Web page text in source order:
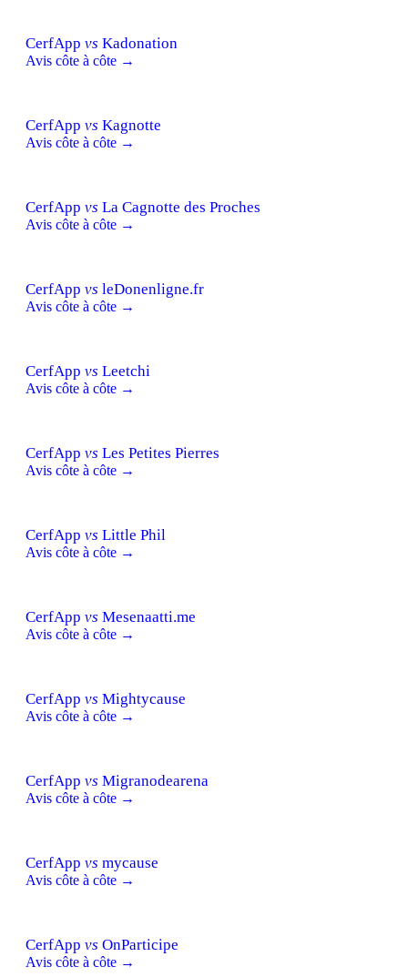
CerfApp vs Kadonation
Avis côte à côte →
CerfApp vs Kagnotte
Avis côte à côte →
CerfApp vs La Cagnotte des Proches
Avis côte à côte →
CerfApp vs leDonenligne.fr
Avis côte à côte →
CerfApp vs Leetchi
Avis côte à côte →
CerfApp vs Les Petites Pierres
Avis côte à côte →
CerfApp vs Little Phil
Avis côte à côte →
CerfApp vs Mesenaatti.me
Avis côte à côte →
CerfApp vs Mightycause
Avis côte à côte →
CerfApp vs Migranodearena
Avis côte à côte →
CerfApp vs mycause
Avis côte à côte →
CerfApp vs OnParticipe
Avis côte à côte →